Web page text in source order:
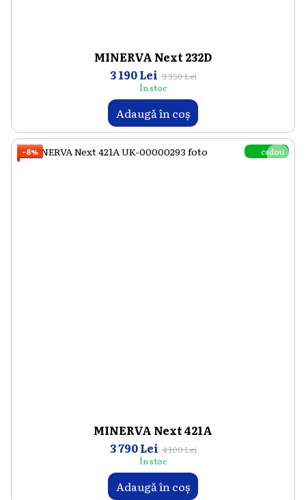
MINERVA Next 232D
3 190 Lei 3 350 Lei
În stoc
Adaugă în coș
cadou
−8%
MINERVA Next 421A
3 790 Lei 4 100 Lei
În stoc
Adaugă în coș